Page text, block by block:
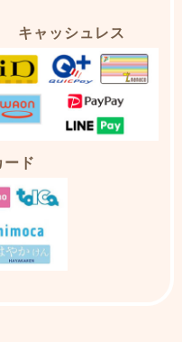
キャッシュレス
ド